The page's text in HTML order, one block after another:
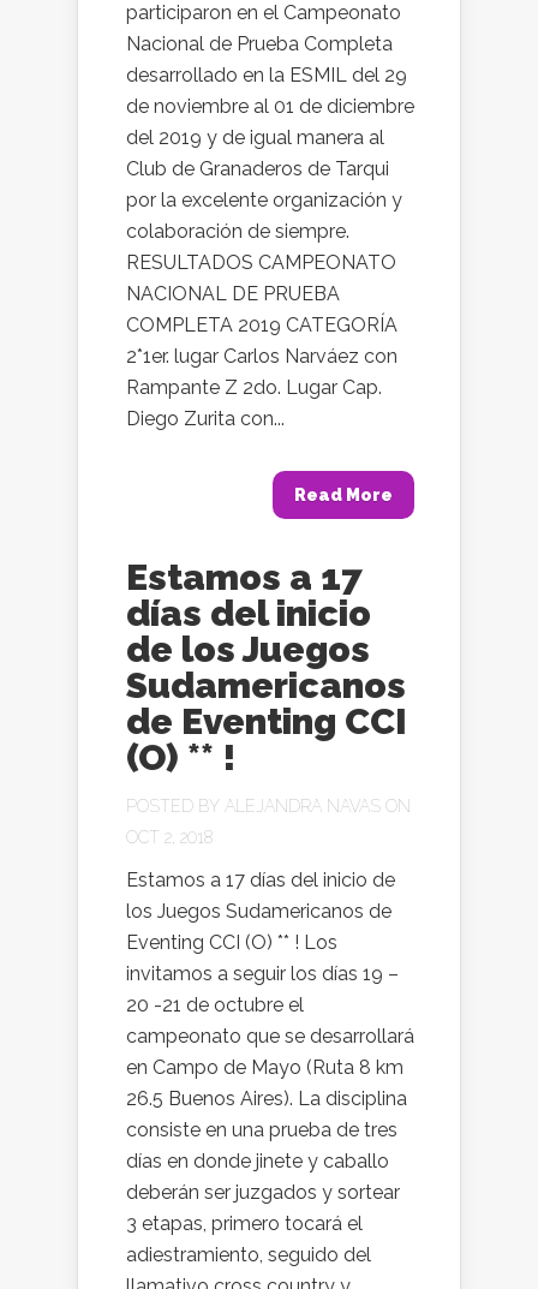
participaron en el Campeonato
Nacional de Prueba Completa
desarrollado en la ESMIL del 29
de noviembre al 01 de diciembre
del 2019 y de igual manera al
Club de Granaderos de Tarqui
por la excelente organización y
colaboración de siempre.
RESULTADOS CAMPEONATO
NACIONAL DE PRUEBA
COMPLETA 2019 CATEGORÍA
2*1er. lugar Carlos Narváez con
Rampante Z 2do. Lugar Cap.
Diego Zurita con...
Read More
Estamos a 17
días del inicio
de los Juegos
Sudamericanos
de Eventing CCI
(O) ** !
POSTED BY ALEJANDRA NAVAS ON
OCT 2, 2018
Estamos a 17 días del inicio de
los Juegos Sudamericanos de
Eventing CCI (O) ** ! Los
invitamos a seguir los días 19 –
20 -21 de octubre el
campeonato que se desarrollará
en Campo de Mayo (Ruta 8 km
26.5 Buenos Aires). La disciplina
consiste en una prueba de tres
días en donde jinete y caballo
deberán ser juzgados y sortear
3 etapas, primero tocará el
adiestramiento, seguido del